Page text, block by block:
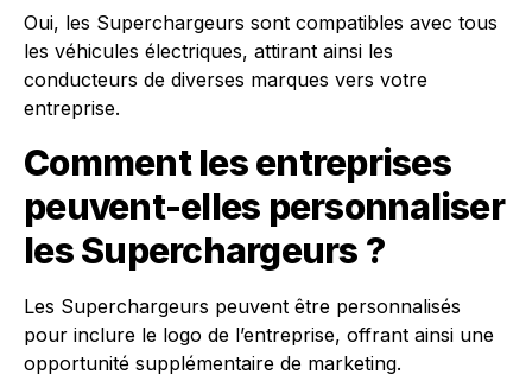
Oui, les Superchargeurs sont compatibles avec tous
les véhicules électriques, attirant ainsi les
conducteurs de diverses marques vers votre
entreprise.
Comment les entreprises
peuvent-elles personnaliser
les Superchargeurs ?
Les Superchargeurs peuvent être personnalisés
pour inclure le logo de l’entreprise, offrant ainsi une
opportunité supplémentaire de marketing.